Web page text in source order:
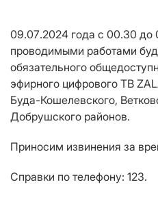
09.07.2024 года с 00.30 до
проводимыми работами
обязательного
эфирного цифрового ТВ
Буда-Кошелевского,
Добрушского районов.
Приносим извинения за
Справки по телефону: 123.